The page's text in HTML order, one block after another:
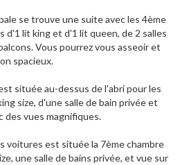
se trouve une suite avec les 4ème
d'1 lit king et d'1 lit queen, de 2 salles
Vous pourrez vous asseoir et
spacieux.
située au-dessus de l'abri pour les
size, d'une salle de bain privée et
des vues magnifiques.
voitures est située la 7ème chambre
une salle de bains privée, et vue sur